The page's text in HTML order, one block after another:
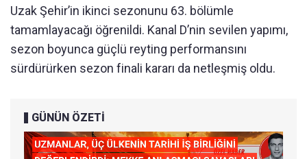
Uzak Şehir’in ikinci sezonunu 63. bölümle
tamamlayacağı öğrenildi. Kanal D’nin sevilen yapımı,
sezon boyunca güçlü reyting performansını
sürdürürken sezon finali kararı da netleşmiş oldu.
GÜNÜN ÖZETİ